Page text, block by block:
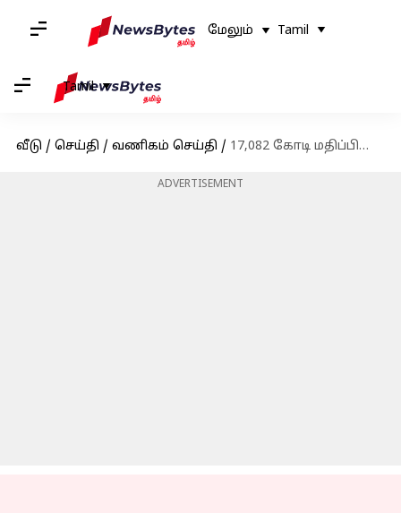
மேலும் Tamil
Tamil
வீடு / செய்தி / வணிகம் செய்தி / 17,082 கோடி மதிப்பிலான செறிவூட்டப்பட்ட அரிசிக்கான திட்டத்திற்கு மத்திய அரசு ஒப்புதல்
ADVERTISEMENT